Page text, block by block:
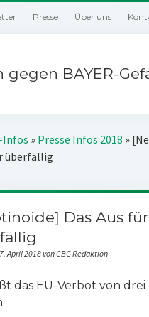
Presse Über uns
BAYER-
Infos » Presse Infos 2018 »
überfällig
Das Aus
April 2018 von CBG Redaktion
das EU-Verbot von